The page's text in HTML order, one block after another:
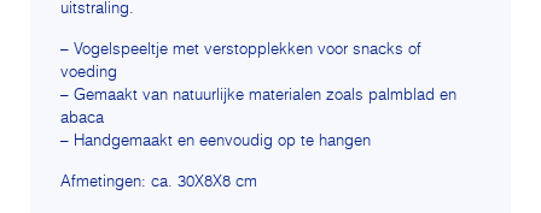
uitstraling.
– Vogelspeeltje met verstopplekken voor snacks of
voeding
– Gemaakt van natuurlijke materialen zoals palmblad en
abaca
– Handgemaakt en eenvoudig op te hangen
Afmetingen: ca. 30X8X8 cm